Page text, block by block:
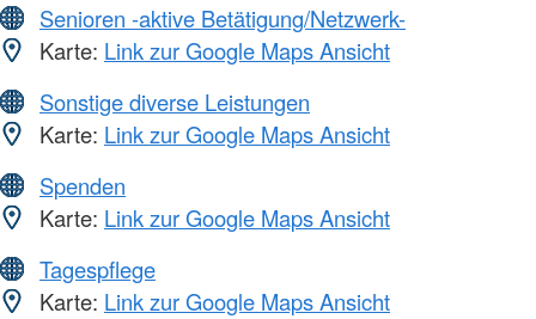
Senioren -aktive Betätigung/Netzwerk-
Karte: Link zur Google Maps Ansicht
Sonstige diverse Leistungen
Karte: Link zur Google Maps Ansicht
Spenden
Karte: Link zur Google Maps Ansicht
Tagespflege
Karte: Link zur Google Maps Ansicht